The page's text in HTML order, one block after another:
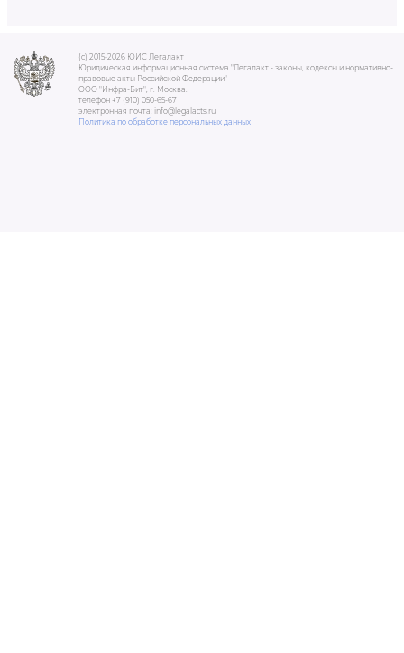
(c) 2015-2026 ЮИС Легалакт
Юридическая информационная система "Легалакт - законы, кодексы и нормативно-
правовые акты Российской Федерации"
ООО "Инфра-Бит", г. Москва.
телефон +7 (910) 050-65-67
электронная почта: info@legalacts.ru
Политика по обработке персональных данных